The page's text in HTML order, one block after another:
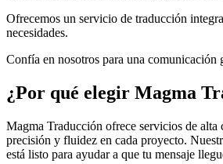
Ofrecemos un servicio de traducción
necesidades.
Confía en nosotros para una comunicación
¿Por qué elegir Magma
Magma Traducción ofrece servicios de alta
precisión y fluidez en cada proyecto.
está listo para ayudar a que tu mensaje